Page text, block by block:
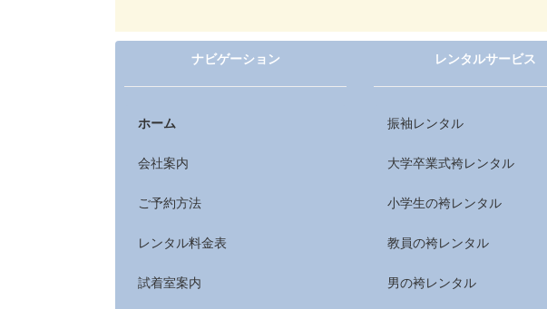
ナビゲーション
ホーム
会社案内
ご予約方法
レンタル料金表
試着室案内
レンタルサービス
振袖レンタル
大学卒業式袴レンタル
小学生の袴レンタル
教員の袴レンタル
男の袴レンタル